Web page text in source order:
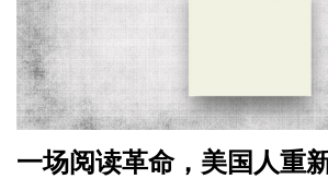
一场阅读革命，美国人重